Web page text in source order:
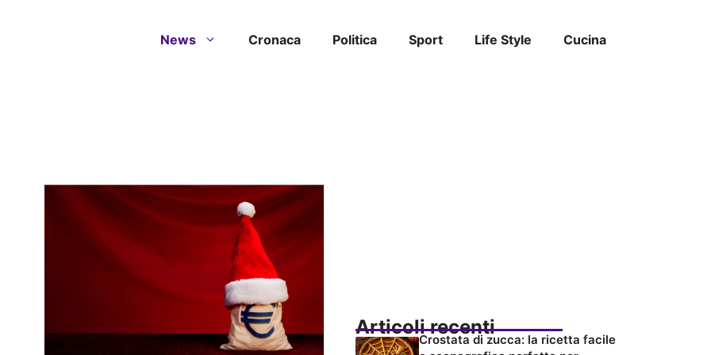
News Cronaca Politica Sport Life Style Cucina
Articoli recenti
Crostata di zucca: la ricetta facile